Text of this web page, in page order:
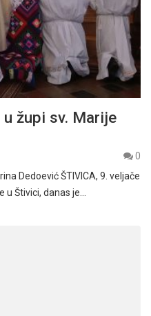
župi sv. Marije
0
Dedoević ŠTIVICA, 9. veljače
u Štivici, danas je…